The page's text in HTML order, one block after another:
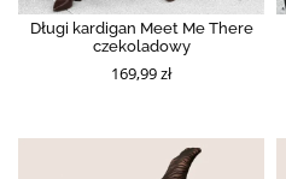
Długi kardigan Meet Me There
czekoladowy
169,99 zł